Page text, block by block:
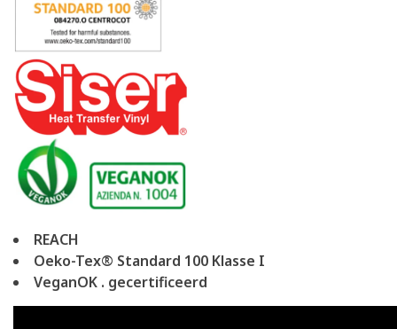
REACH
Oeko-Tex® Standard 100 Klasse I
VeganOK . gecertificeerd